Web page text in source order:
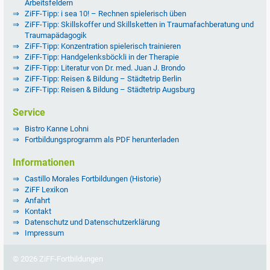
Arbeitsfeldern
ZiFF-Tipp: i sea 10! – Rechnen spielerisch üben
ZiFF-Tipp: Skillskoffer und Skillsketten in Traumafachberatung und
Traumapädagogik
ZiFF-Tipp: Konzentration spielerisch trainieren
ZiFF-Tipp: Handgelenksböckli in der Therapie
ZiFF-Tipp: Literatur von Dr. med. Juan J. Brondo
ZiFF-Tipp: Reisen & Bildung – Städtetrip Berlin
ZiFF-Tipp: Reisen & Bildung – Städtetrip Augsburg
Service
Bistro Kanne Lohni
Fortbildungsprogramm als PDF herunterladen
Informationen
Castillo Morales Fortbildungen (Historie)
ZiFF Lexikon
Anfahrt
Kontakt
Datenschutz und Datenschutzerklärung
Impressum
© 2026 ZiFF-Fortbildungen